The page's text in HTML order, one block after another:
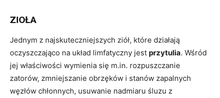
ZIOŁA
Jednym z najskuteczniejszych ziół, które działają
oczyszczająco na układ limfatyczny jest przytulia. Wśród
jej właściwości wymienia się m.in. rozpuszczanie
zatorów, zmniejszanie obrzęków i stanów zapalnych
węzłów chłonnych, usuwanie nadmiaru śluzu z